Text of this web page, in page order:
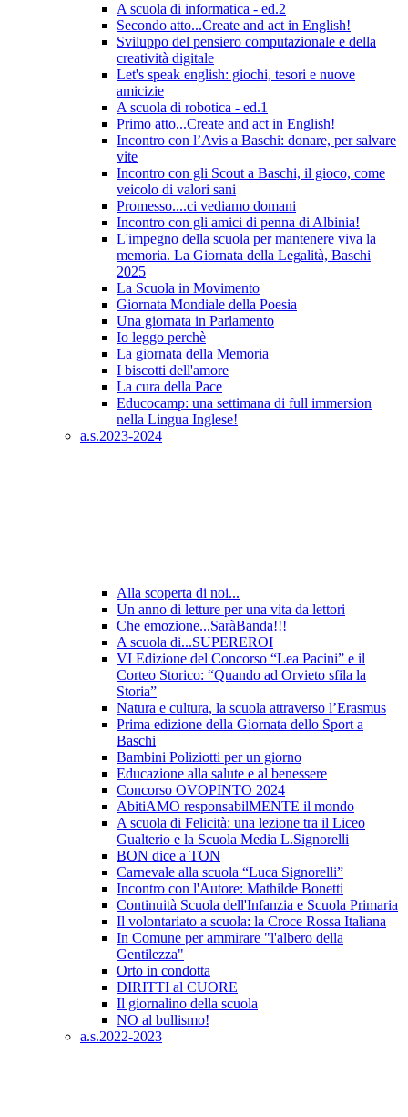
A scuola di informatica - ed.2
Secondo atto...Create and act in English!
Sviluppo del pensiero computazionale e della
creatività digitale
Let's speak english: giochi, tesori e nuove
amicizie
A scuola di robotica - ed.1
Primo atto...Create and act in English!
Incontro con l’Avis a Baschi: donare, per salvare
vite
Incontro con gli Scout a Baschi, il gioco, come
veicolo di valori sani
Promesso....ci vediamo domani
Incontro con gli amici di penna di Albinia!
L'impegno della scuola per mantenere viva la
memoria. La Giornata della Legalità, Baschi
2025
La Scuola in Movimento
Giornata Mondiale della Poesia
Una giornata in Parlamento
Io leggo perchè
La giornata della Memoria
I biscotti dell'amore
La cura della Pace
Educocamp: una settimana di full immersion
nella Lingua Inglese!
a.s.2023-2024
Alla scoperta di noi...
Un anno di letture per una vita da lettori
Che emozione...SaràBanda!!!
A scuola di...SUPEREROI
VI Edizione del Concorso “Lea Pacini” e il
Corteo Storico: “Quando ad Orvieto sfila la
Storia”
Natura e cultura, la scuola attraverso l’Erasmus
Prima edizione della Giornata dello Sport a
Baschi
Bambini Poliziotti per un giorno
Educazione alla salute e al benessere
Concorso OVOPINTO 2024
AbitiAMO responsabilMENTE il mondo
A scuola di Felicità: una lezione tra il Liceo
Gualterio e la Scuola Media L.Signorelli
BON dice a TON
Carnevale alla scuola “Luca Signorelli”
Incontro con l'Autore: Mathilde Bonetti
Continuità Scuola dell'Infanzia e Scuola Primaria
Il volontariato a scuola: la Croce Rossa Italiana
In Comune per ammirare "l'albero della
Gentilezza"
Orto in condotta
DIRITTI al CUORE
Il giornalino della scuola
NO al bullismo!
a.s.2022-2023